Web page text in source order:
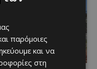
παρόμοιες
και να
στη